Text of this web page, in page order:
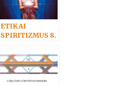
ETIKAI
SPIRITIZMUS 8.